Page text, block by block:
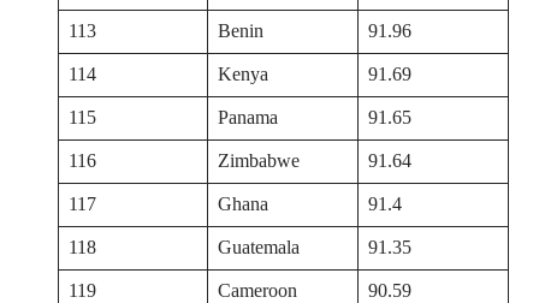
113
Benin
91.96
114
Kenya
91.69
115
Panama
91.65
116
Zimbabwe
91.64
117
Ghana
91.4
118
Guatemala
91.35
119
Cameroon
90.59